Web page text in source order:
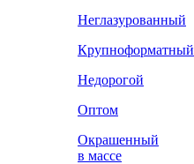
Неглазурованный
Крупноформатный
Недорогой
Оптом
Окрашенный
в массе